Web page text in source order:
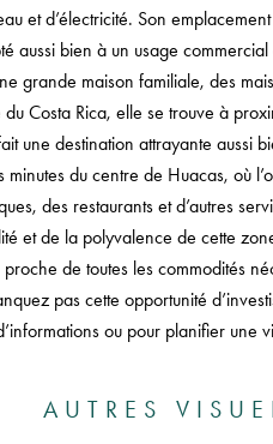
et d’électricité. Son
aussi bien à un usage
grande maison familiale, des
Costa Rica, elle se trouve à
une destination attrayante aussi
minutes du centre de Huacas, où
des restaurants et d’autres
et de la polyvalence de cette
proche de toutes les commodités
pas cette opportunité
ou pour planifier une
AUTRES